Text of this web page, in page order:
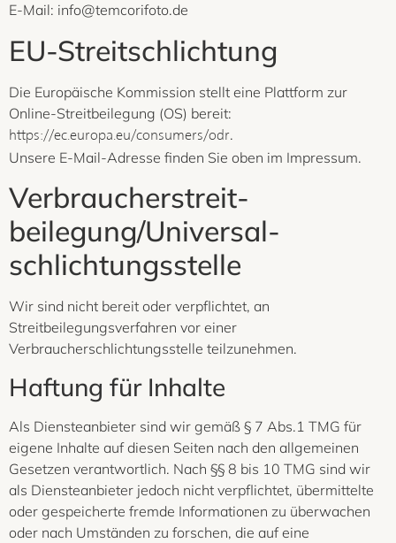
E-Mail: info@temcorifoto.de
EU-Streitschlichtung
Die Europäische Kommission stellt eine Plattform zur
Online-Streitbeilegung (OS) bereit:
https://ec.europa.eu/consumers/odr.
Unsere E-Mail-Adresse finden Sie oben im Impressum.
Verbraucher­streit­
beilegung/Universal­
schlichtungs­stelle
Wir sind nicht bereit oder verpflichtet, an
Streitbeilegungsverfahren vor einer
Verbraucherschlichtungsstelle teilzunehmen.
Haftung für Inhalte
Als Diensteanbieter sind wir gemäß § 7 Abs.1 TMG für
eigene Inhalte auf diesen Seiten nach den allgemeinen
Gesetzen verantwortlich. Nach §§ 8 bis 10 TMG sind wir
als Diensteanbieter jedoch nicht verpflichtet, übermittelte
oder gespeicherte fremde Informationen zu überwachen
oder nach Umständen zu forschen, die auf eine